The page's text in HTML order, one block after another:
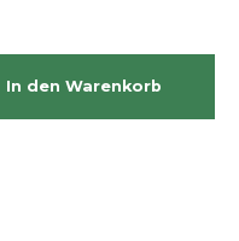
In den Warenkorb